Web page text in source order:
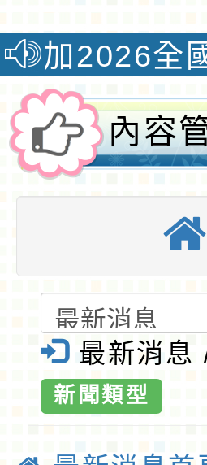
全國教學
內容
健會
次報
園大
最新消息
新聞類型